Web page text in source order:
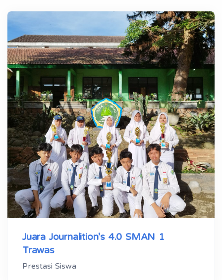
Juara Journalition’s 4.0 SMAN 1
Trawas
Prestasi Siswa